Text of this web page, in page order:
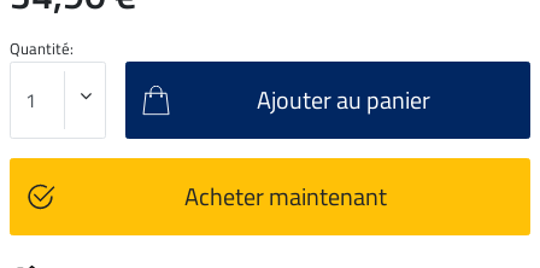
Quantité:
Ajouter au panier
Acheter maintenant